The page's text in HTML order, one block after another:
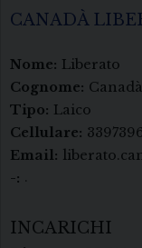
CANADÀ
Nome: Liberato
Cognome: Canadà
Tipo: Laico
Cellulare:
Email:
-: .
INCARICHI